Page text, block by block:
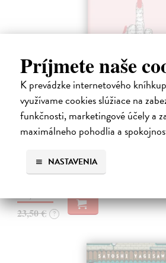
Príjmete naše
K prevádzke internetového
využívame cookies slúžiace na
funkčnosti, marketingové účely a
maximálneho pohodlia a
NASTAVENIA
Ahoj, debil
Despentes Virginie| Kniha
Po trilógii Život Vernona Subutexa sa
známostí. Ide o príbeh plný hnevu aj
Na sklade ?
23,50 € ?